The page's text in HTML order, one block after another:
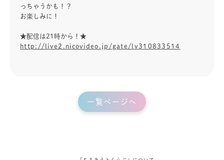
っちゃうかも！？
お楽しみに！
★配信は21時から！★
http://live2.nicovideo.jp/gate/lv310833514
一覧ページへ